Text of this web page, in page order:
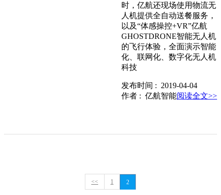
时，亿航还现场使用物流无
人机提供全自动送餐服务，
以及“体感操控+VR”亿航
GHOSTDRONE智能无人机
的飞行体验，全面演示智能
化、联网化、数字化无人机
科技
发布时间 : 2019-04-04
作者 : 亿航智能阅读全文>>
<< 1 2